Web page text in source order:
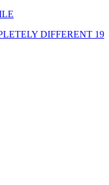
DIFFERENT 19